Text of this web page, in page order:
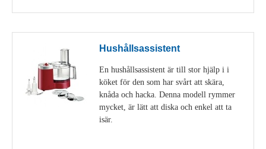
Hushållsassistent
En hushållsassistent är till stor hjälp i i
köket för den som har svårt att skära,
knåda och hacka. Denna modell rymmer
mycket, är lätt att diska och enkel att ta
isär.